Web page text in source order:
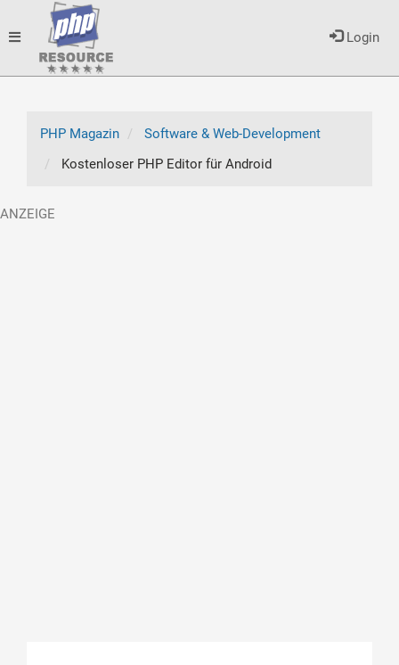
Login
Toggle
PHP Magazin
Software & Web-Development
Kostenloser PHP Editor für Android